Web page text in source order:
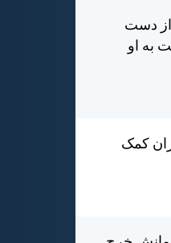
از دست
به او
كمک